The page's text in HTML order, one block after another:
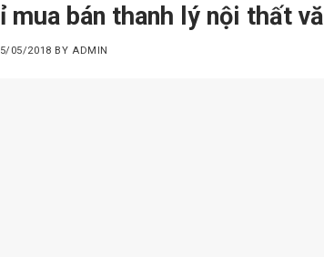
mua bán thanh lý nội thất
05/2018 BY ADMIN